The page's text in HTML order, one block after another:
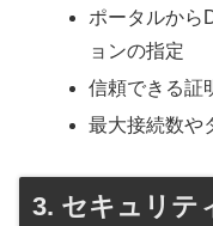
ポータルから
ョンの指定
信頼できる証
最大接続数
セキュリテ